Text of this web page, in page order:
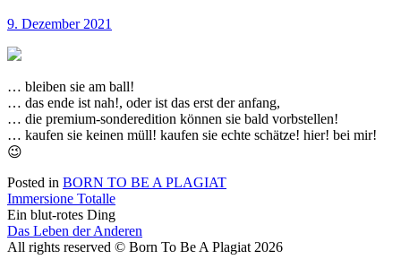
Posted
9. Dezember 2021
… bleiben sie am ball!
… das ende ist nah!, oder ist das erst der anfang,
… die premium-sonderedition können sie bald vorbstellen!
… kaufen sie keinen müll! kaufen sie echte schätze! hier! bei mir!
😉
Posted in BORN TO BE A PLAGIAT
Immersione Totalle
Ein blut-rotes Ding
Das Leben der Anderen
All rights reserved © Born To Be A Plagiat 2026